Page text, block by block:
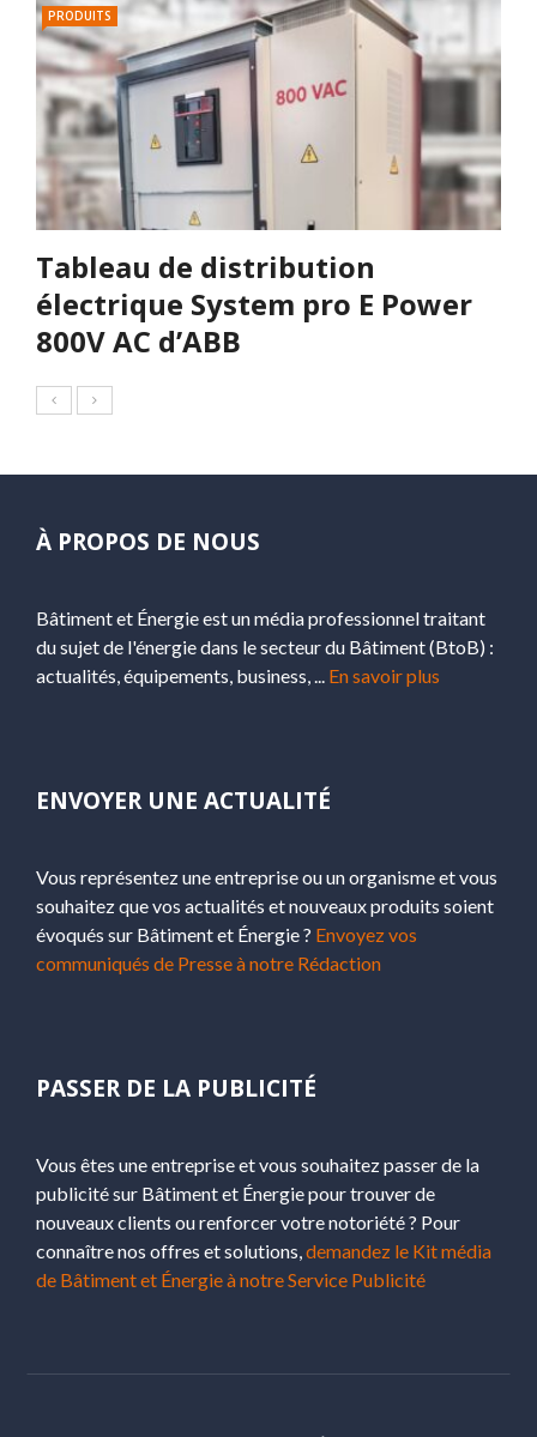
PRODUITS
Tableau de distribution
électrique System pro E Power
800V AC d’ABB
À PROPOS DE NOUS
Bâtiment et Énergie est un média professionnel traitant
du sujet de l'énergie dans le secteur du Bâtiment (BtoB) :
actualités, équipements, business, ... En savoir plus
ENVOYER UNE ACTUALITÉ
Vous représentez une entreprise ou un organisme et vous
souhaitez que vos actualités et nouveaux produits soient
évoqués sur Bâtiment et Énergie ? Envoyez vos
communiqués de Presse à notre Rédaction
PASSER DE LA PUBLICITÉ
Vous êtes une entreprise et vous souhaitez passer de la
publicité sur Bâtiment et Énergie pour trouver de
nouveaux clients ou renforcer votre notoriété ? Pour
connaître nos offres et solutions,demandez le Kit média
de Bâtiment et Énergie à notre Service Publicité